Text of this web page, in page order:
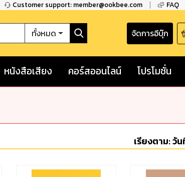
Customer support: member@ookbee.com FAQ
ทั้งหมด จัดการอีบุ๊ก
หนังสือเสียง คอร์สออนไลน์ โปรโมชั่น
เรียงตาม:วัน